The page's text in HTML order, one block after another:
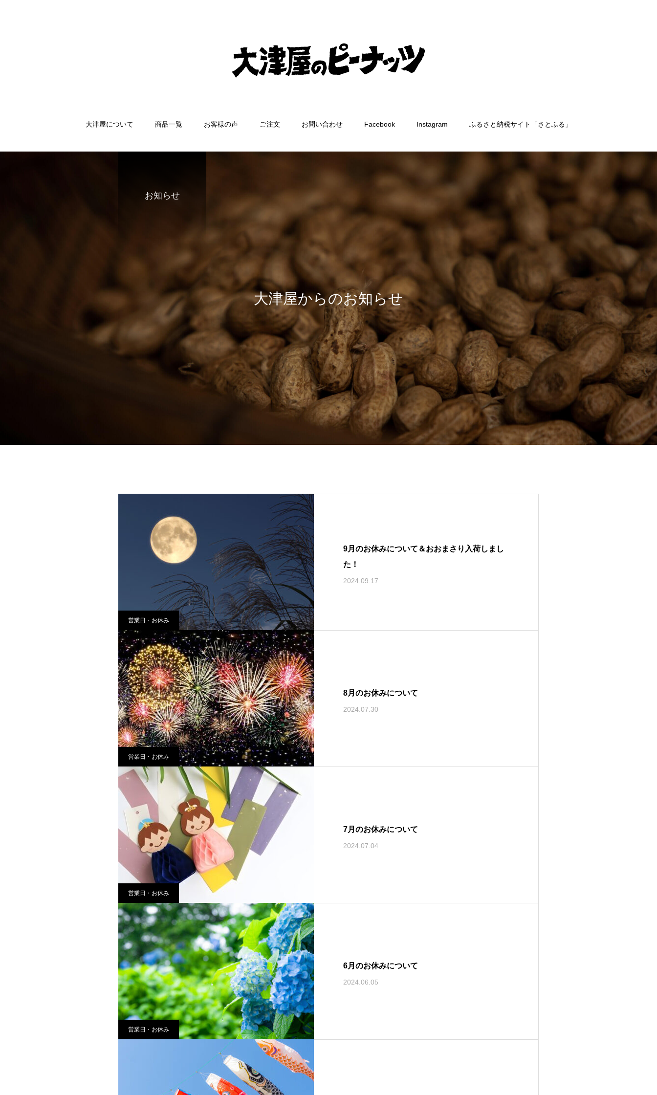
大津屋について 商品一覧 お客様の声 ご注文 お問い合わせ Facebook Instagram ふるさと納税サイト「さとふる」
お知らせ
大津屋からのお知 らせ
営業日・お休み
9月のお休みについて＆おおまさり入荷しまし
た！
2024.09.17
営業日・お休み
8月のお休みについて
2024.07.30
営業日・お休み
7月のお休みについて
2024.07.04
営業日・お休み
6月のお休みについて
2024.06.05